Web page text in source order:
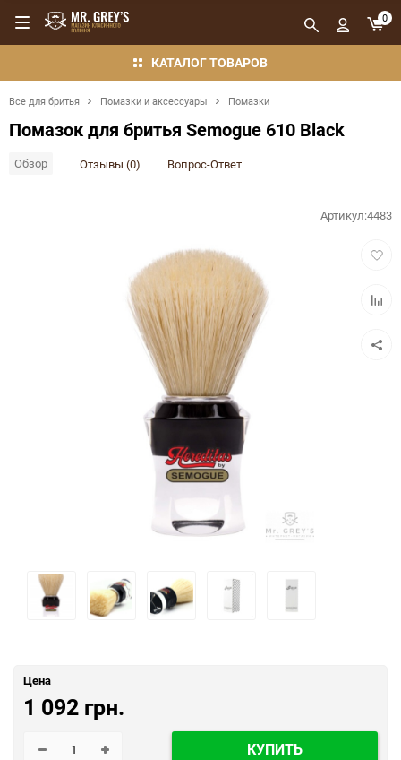
КАТАЛОГ ТОВАРОВ
0
Все для бритья Помазки и аксессуары Помазки
Помазок для бритья Semogue 610 Black
Обзор Отзывы (0) Вопрос-Ответ
Артикул:4483
Цена
1 092 грн.
КУПИТЬ